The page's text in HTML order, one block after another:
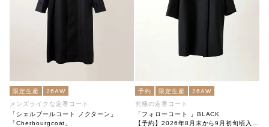
限定生産
26AW
メンズライクな定番コート
「シェルブールコート ノクターン」
「Cherbourgcoat」
予約 限定生産
26AW
究極の定番コート
「フォローコート 」BLACK
【予約】2026年8月末から9月初旬頃入荷予定